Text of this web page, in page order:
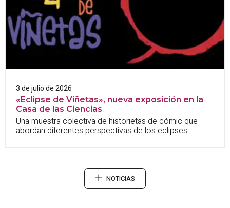
3 de julio de 2026
«Eclipse de Viñetas», nueva exposición en la
Casa de las Ciencias
Una muestra colectiva de historietas de cómic que
abordan diferentes perspectivas de los eclipses.
NOTICIAS